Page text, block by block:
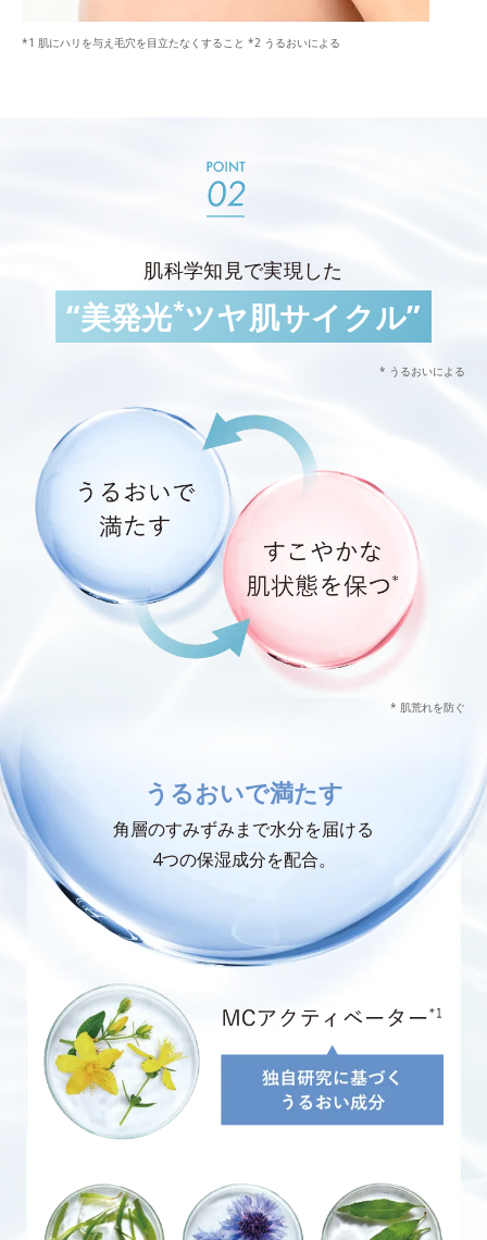
*1 肌にハリを与え毛穴を目立たなくすること *2 うるおいによる
肌科学知見で実現した
“美発光*ツヤ肌サイクル”
* うるおいによる
* 肌荒れを防ぐ
うるおいで満たす
角層のすみずみまで水分を届ける
4つの保湿成分を配合。